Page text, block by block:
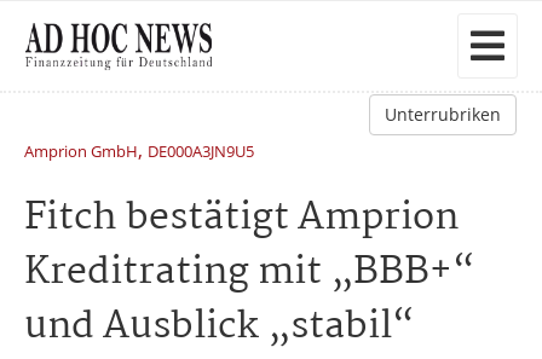
Unterrubriken
Amprion GmbH, DE000A3JN9U5
Fitch bestätigt Amprion
Kreditrating mit „BBB+“
und Ausblick „stabil“